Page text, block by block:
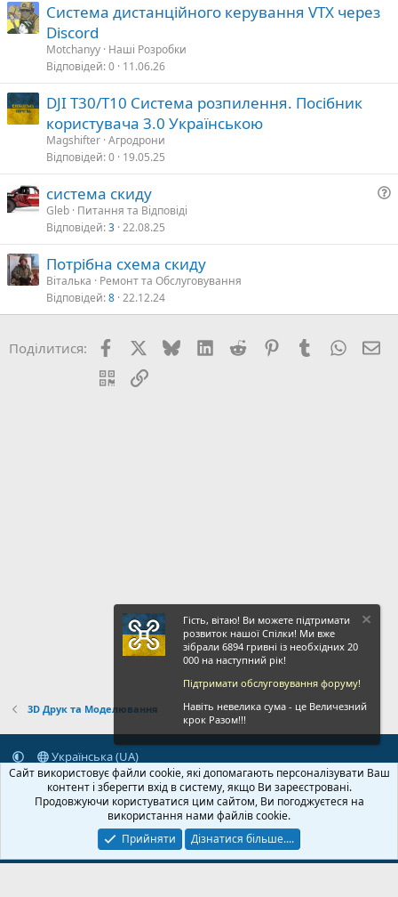
Система дистанційного керування VTX через
Discord
Motchanyy Наші Розробки
Відповідей 0 11.06.26
DJI T30/T10 Система розпилення. Посібник
користувача 3.0 Українською
Magshifter Агродрони
Відповідей 0 19.05.25
а
система скиду
Gleb Питання та Відповіді
Відповідей 3 22.08.25
Потрібна схема скиду
Віталька
Ремонт та Обслуговування
Відповідей 8 22.12.24
Поділитися: FacebookX (Twitter)
BlueskyLinkedInReddit PinterestTumblr
E-
QR CodeПосилання
3D Друк та Моделювання
Українська (UA)
Зворотній зв'язок
Умови і правила
Політика конфіденційності
Дoпoмoга
Головна
R
S
S
© 2020-2026 FPVUA.ORG Розроблено:Magshifter
Гість, вітаю! Ви можете підтримати
розвиток нашої Спілки! Ми вже
зібрали 6894 гривні із необхідних 20
000 на наступний рік!
Підтримати обслуговування форуму!
Навіть невелика сума - це Величезний
крок Разом!!!
Сайт використовує файли cookie, які допомагають персоналізувати Ваш
контент і зберегти вхід в систему, якщо Ви зареєстровані.
Продовжуючи користуватися цим сайтом, Ви погоджуєтеся на
використання нами файлів cookie.
Прийняти
Дізнатися більше....